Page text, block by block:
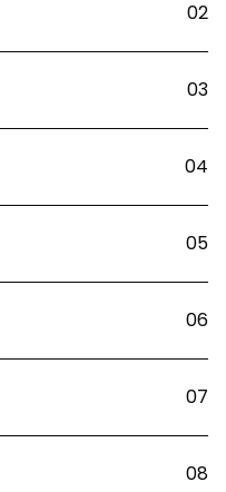
02
03
04
05
06
07
08